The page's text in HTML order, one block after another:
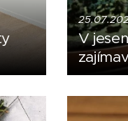
V